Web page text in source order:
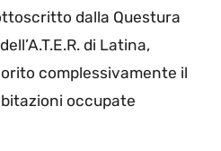
dalla Questura
di Latina,
complessivamente il
occupate